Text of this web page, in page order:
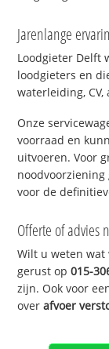
Jarenlange
Loodgieter Delft
loodgieters en
waterleiding,
Onze
voorraad en
uitvoeren. Voor
voor de
Offerte of advies
Wilt u weten wat
gerust op015-
zijn. Ook voor
overafvoer